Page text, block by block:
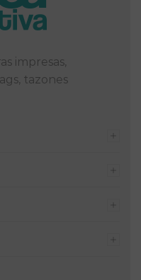
impresas,
tazones